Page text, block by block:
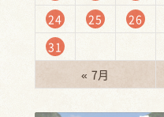
24
25 26
31
« 7月